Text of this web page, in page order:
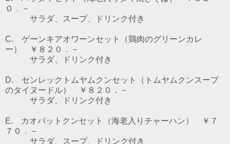
０．－
サラダ、スープ、ドリンク付き
C. ゲーンキアオワーンセット（鶏肉のグリーンカレ
ー） ￥８２０．－
サラダ、ドリンク付き
D. センレックトムヤムクンセット（トムヤムクンスープ
のタイヌードル） ￥８２０．－
サラダ、ドリンク付き
E. カオパットクンセット（海老入りチャーハン） ￥７
７０．－
サラダ、スープ、ドリンク付き